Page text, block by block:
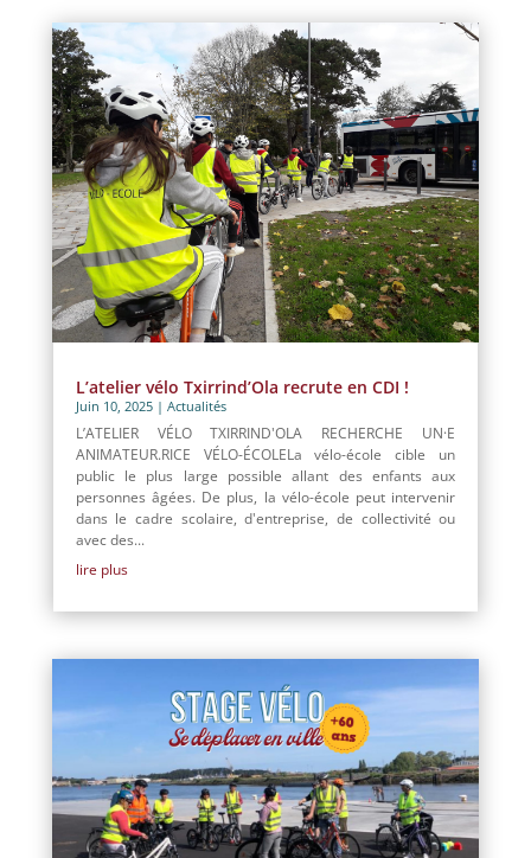
L’atelier vélo Txirrind’Ola recrute en CDI !
Juin 10, 2025| Actualités
L’ATELIER VÉLO TXIRRIND'OLA RECHERCHE UN·E
ANIMATEUR.RICE VÉLO-ÉCOLELa vélo-école cible un
public le plus large possible allant des enfants aux
personnes âgées. De plus, la vélo-école peut intervenir
dans le cadre scolaire, d'entreprise, de collectivité ou
avec des...
lire plus